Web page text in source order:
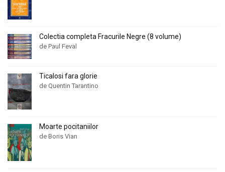
Colectia completa Fracurile Negre (8 volume)
de Paul Feval
Ticalosi fara glorie
de Quentin Tarantino
Moarte pocitaniilor
de Boris Vian